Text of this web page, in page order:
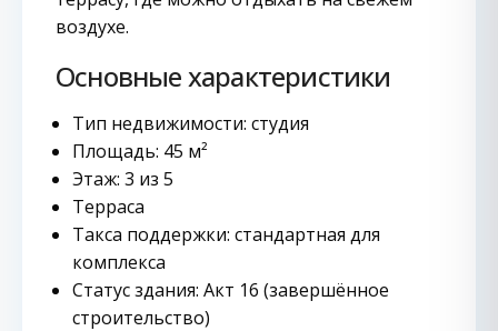
воздухе.
Основные характеристики
Тип недвижимости: студия
Площадь: 45 м²
Этаж: 3 из 5
Терраса
Такса поддержки: стандартная для
комплекса
Статус здания: Акт 16 (завершённое
строительство)